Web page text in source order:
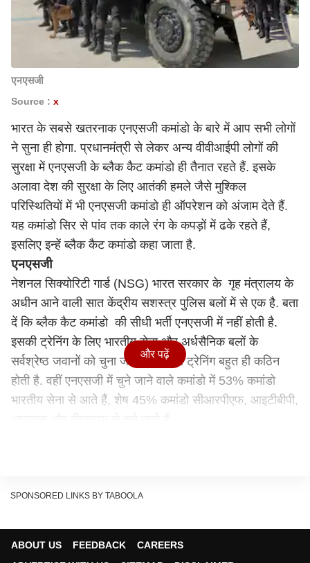
एनएसजी
Source : x
भारत के सबसे खतरनाक एनएसजी कमांडो के बारे में आप सभी लोगों
ने सुना ही होगा. प्रधानमंत्री से लेकर अन्य वीवीआईपी लोगों की
सुरक्षा में एनएसजी के ब्लैक कैट कमांडो ही तैनात रहते हैं. इसके
अलावा देश की सुरक्षा के लिए आतंकी हमले जैसे मुश्किल
परिस्थितियों में भी एनएसजी कमांडो ही ऑपरेशन को अंजाम देते हैं.
यह कमांडो सिर से पांव तक काले रंग के कपड़ों में ढके रहते हैं,
इसलिए इन्हें ब्लैक कैट कमांडो कहा जाता है.
एनएसजी
नेशनल सिक्योरिटी गार्ड (NSG) भारत सरकार के गृह मंत्रालय के
अधीन आने वाली सात केंद्रीय सशस्त्र पुलिस बलों में से एक है. बता
दें कि ब्लैक कैट कमांडो की सीधी भर्ती एनएसजी में नहीं होती है.
इसकी ट्रेनिंग के लिए भारतीय सेना और अर्धसैनिक बलों के
सर्वश्रेष्ठ जवानों को चुना जाता है. इसकी ट्रेनिंग बहुत ही कठिन
होती है. वहीं एनएसजी में चुने जाने वाले कमांडो में 53% कमांडो
भारतीय सेना से आते हैं, शेष 45% कमांडो सीआरपीएफ, आइटीबीपी,
80% सैनिक फेल हो जाते हैं और मात्र 15 से 20% सैनिक ही
और पढ़ें
SPONSORED LINKS BY TABOOLA
ABOUT US FEEDBACK
CAREERS